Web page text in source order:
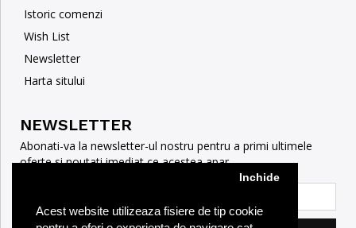
Acest website utilizeaza fisiere de tip cookie
Inchide
Istoric comenzi
Wish List
Newsletter
Harta sitului
NEWSLETTER
Abonati-va la newsletter-ul nostru pentru a primi ultimele
oferte si noutati imediat ce acestea apar